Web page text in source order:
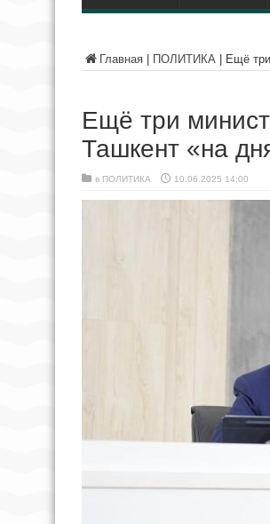
Главная ПОЛИТИКА Ещё
Ещё три
Ташкент «на
в ПОЛИТИКА 10.06.2025 14:00